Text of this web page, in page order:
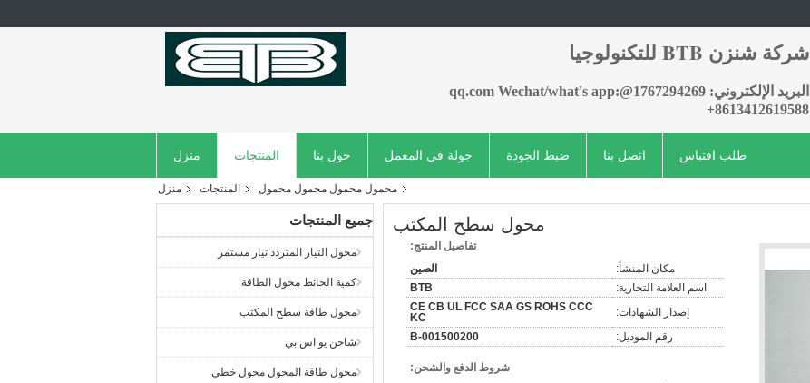
شركة شنزن BTB للتكنولوجيا
البريد الإلكتروني: 1767294269@qq.com Wechat/what's app:
+8613412619588
منزل المنتجات حول بنا جولة في المعمل ضبط الجودة اتصل بنا طلب اقتباس
منزل المنتجات محمول محمول محمول محمول
جميع المنتجات
محول التيار المتردد تيار مستمر
كمية الحائط محول الطاقة
محول طاقة سطح المكتب
شاحن يو اس بي
محول طاقة المحول محول خطي
محول سطح المكتب
تفاصيل المنتج:
مكان المنشأ:
الصين
اسم العلامة التجارية:
BTB
إصدار الشهادات:
CE CB UL FCC SAA GS ROHS CCC
KC
رقم الموديل:
B-001500200
شروط الدفع والشحن: